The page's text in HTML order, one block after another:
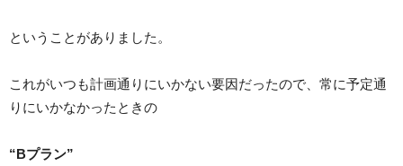
ということがありました。
これがいつも計画通りにいかない要因だったので、常に予定通
りにいかなかったときの
“Bプラン”